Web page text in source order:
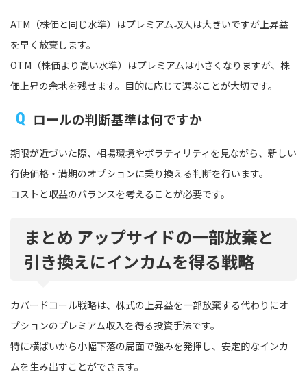
ATM（株価と同じ水準）はプレミアム収入は大きいですが上昇益
を早く放棄します。
OTM（株価より高い水準）はプレミアムは小さくなりますが、株
価上昇の余地を残せます。目的に応じて選ぶことが大切です。
ロールの判断基準は何ですか
期限が近づいた際、相場環境やボラティリティを見ながら、新しい
行使価格・満期のオプションに乗り換える判断を行います。
コストと収益のバランスを考えることが必要です。
まとめ アップサイドの一部放棄と
引き換えにインカムを得る戦略
カバードコール戦略は、株式の上昇益を一部放棄する代わりにオ
プションのプレミアム収入を得る投資手法です。
特に横ばいから小幅下落の局面で強みを発揮し、安定的なインカ
ムを生み出すことができます。